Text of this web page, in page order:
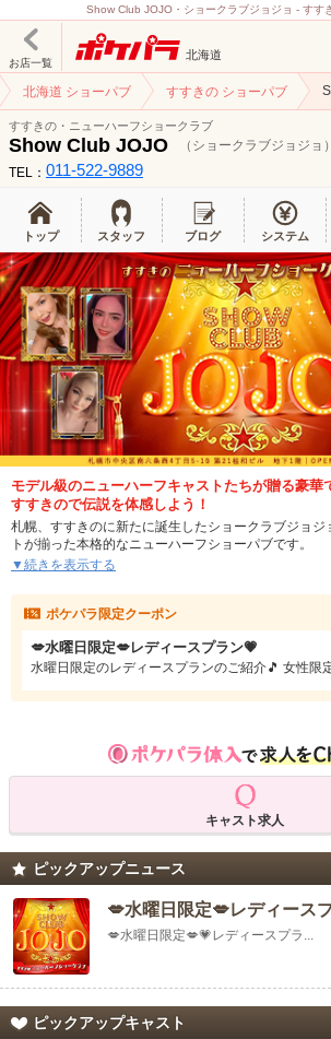
Show Club JOJO・ショークラブジョジョ - すす
お店一覧
北海道
北海道 ショーパブ すすきの ショーパブ
すすきの・ニューハーフショークラブ
Show Club JOJO
（ショークラブジョジョ）
TEL： 011-522-9889
トップ スタッフ ブログ システム
モデル級のニューハーフキャストたちが贈る豪華
すすきので伝説を体感しよう！
札幌、すすきのに新たに誕生したショークラブジョジ
トが揃った本格的なニューハーフショーパブです。
ここでは、他では味わえないダイナミックで迫力満点
圧巻のパフォーマンスと洗練された演出が訪れるす
界へと誘います。
広々とした大箱の空間は、友人同士や大人数での利用
装に身を包んだキャストたちが繰り広げるショーは、
束します。
素敵なひとときをお楽しみください。
事前予約も受付中。話題のスポットで、心に残る体験
▼続きを表示する
ポケパラ限定クーポン
💋水曜日限定💋レディースプラン💗
水曜日限定のレディースプランのご紹介🎵 女性限
キャスト求人
ピックアップニュース
💋水曜日限定💋レディース
💋水曜日限定💋💗レディースプラ...
ピックアップキャスト